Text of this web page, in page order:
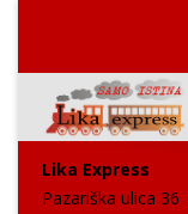
Lika Express
Pazariška ulica 36